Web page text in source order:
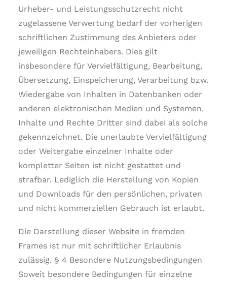
Urheber- und Leistungsschutzrecht nicht
zugelassene Verwertung bedarf der vorherigen
schriftlichen Zustimmung des Anbieters oder
jeweiligen Rechteinhabers. Dies gilt
insbesondere für Vervielfältigung, Bearbeitung,
Übersetzung, Einspeicherung, Verarbeitung bzw.
Wiedergabe von Inhalten in Datenbanken oder
anderen elektronischen Medien und Systemen.
Inhalte und Rechte Dritter sind dabei als solche
gekennzeichnet. Die unerlaubte Vervielfältigung
oder Weitergabe einzelner Inhalte oder
kompletter Seiten ist nicht gestattet und
strafbar. Lediglich die Herstellung von Kopien
und Downloads für den persönlichen, privaten
und nicht kommerziellen Gebrauch ist erlaubt.
Die Darstellung dieser Website in fremden
Frames ist nur mit schriftlicher Erlaubnis
zulässig. § 4 Besondere Nutzungsbedingungen
Soweit besondere Bedingungen für einzelne